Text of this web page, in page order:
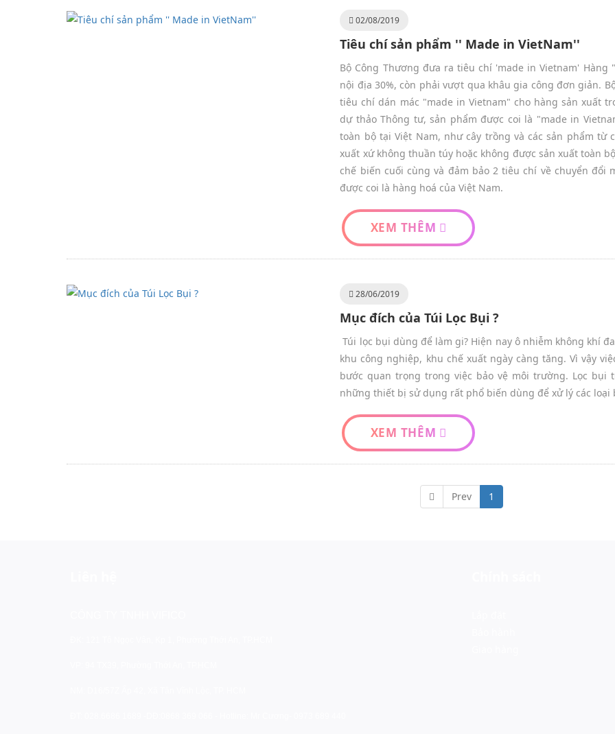
02/08/2019
Tiêu chí sản phẩm '' Made in VietNam''
Bộ Công Thương đưa ra tiêu chí 'made in Vietnam'
nội địa 30%, còn phải vượt qua khâu gia công đơn giản.
tiêu chí dán mác "made in Vietnam" cho hàng sản xuất
dự thảo Thông tư, sản phẩm được coi là "made in
toàn bộ tại Việt Nam, như cây trồng và các sản phẩm từ
xuất xứ không thuần túy hoặc không được sản xuất toàn
chế biến cuối cùng và đảm bảo 2 tiêu chí về chuyển đổi
được coi là hàng hoá của Việt Nam.
XEM THÊM
28/06/2019
Mục đích của Túi Lọc Bụi ?
Túi lọc bụi dùng để làm gi? Hiện nay ô nhiễm không khí
khu công nghiệp, khu chế xuất ngày càng tăng. Vì vậy
bước quan trọng trong việc bảo vệ môi trường. Lọc
những thiết bị sử dụng rất phổ biến dùng để xử lý các loại
XEM THÊM
Prev 1